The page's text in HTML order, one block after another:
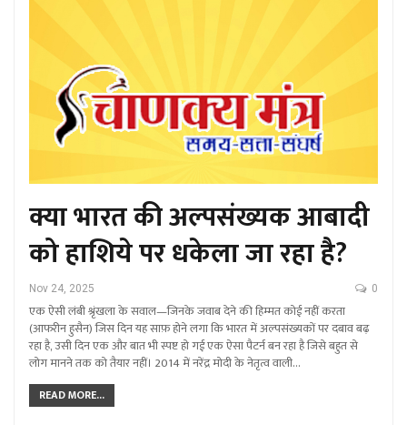
क्या भारत की अल्पसंख्यक आबादी
को हाशिये पर धकेला जा रहा है?
Nov 24, 2025 0
एक ऐसी लंबी श्रृंखला के सवाल—जिनके जवाब देने की हिम्मत कोई नहीं करता
(आफरीन हुसैन) जिस दिन यह साफ़ होने लगा कि भारत में अल्पसंख्यकों पर दबाव बढ़
रहा है, उसी दिन एक और बात भी स्पष्ट हो गई एक ऐसा पैटर्न बन रहा है जिसे बहुत से
लोग मानने तक को तैयार नहीं। 2014 में नरेंद्र मोदी के नेतृत्व वाली…
READ MORE...